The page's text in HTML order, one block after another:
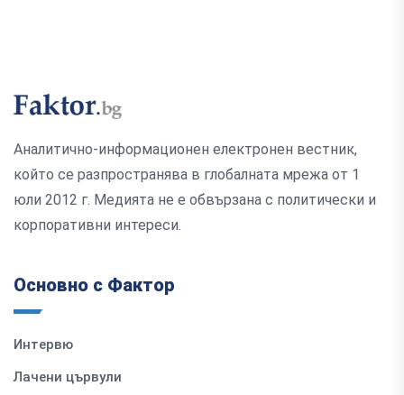
Аналитично-информационен електронен вестник,
който се разпространява в глобалната мрежа от 1
юли 2012 г. Медията не е обвързана с политически и
корпоративни интереси.
Основно с Фактор
Интервю
Лачени цървули